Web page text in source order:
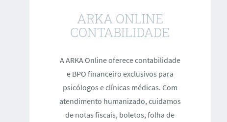
ARKA ONLINE
CONTABILIDADE
A ARKA Online oferece contabilidade
e BPO financeiro exclusivos para
psicólogos e clínicas médicas. Com
atendimento humanizado, cuidamos
de notas fiscais, boletos, folha de